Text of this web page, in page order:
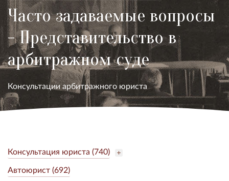
Часто задаваемые вопросы
- Представительство в
арбитражном суде
Консультации арбитражного юриста
Консультация юриста (740)
Автоюрист (692)